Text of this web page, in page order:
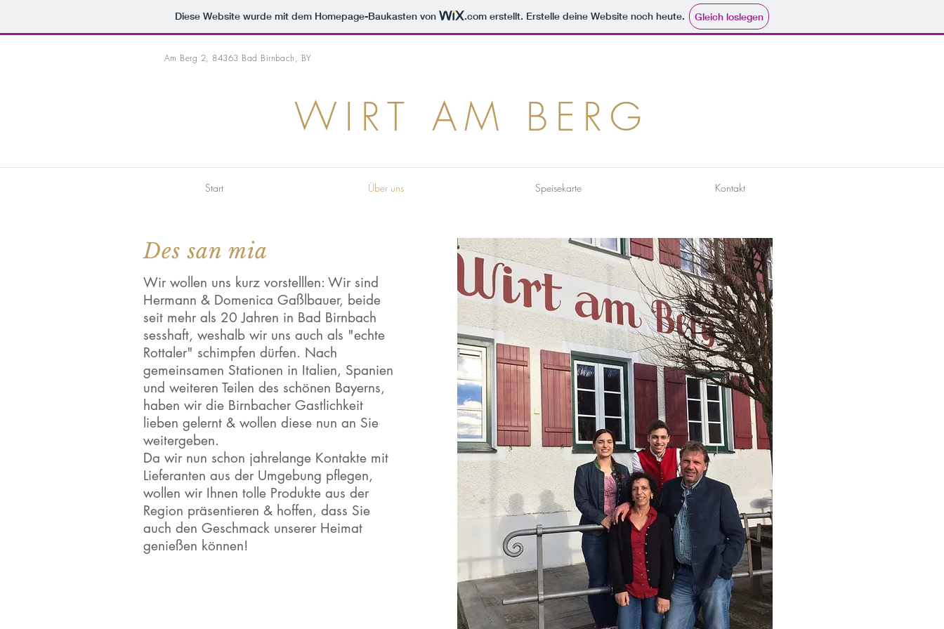
Diese Website wurde mit dem Homepage-Baukasten von .com erstellt. Erstelle deine Website noch heute. Gleich loslegen
Am Berg 2, 84363 Bad Birnbach, BY
WIRT AM BERG
Start Über uns Speisekarte Kontakt
Des san mia
Wir wollen uns kurz vorstelllen: Wir sind
Hermann & Domenica Gaßlbauer, beide
seit mehr als 20 Jahren in Bad Birnbach
sesshaft, weshalb wir uns auch als "echte
Rottaler" schimpfen dürfen. Nach
gemeinsamen Stationen in Italien, Spanien
und weiteren Teilen des schönen Bayerns,
haben wir die Birnbacher Gastlichkeit
lieben gelernt & wollen diese nun an Sie
weitergeben.
Da wir nun schon jahrelange Kontakte mit
Lieferanten aus der Umgebung pflegen,
wollen wir Ihnen tolle Produkte aus der
Region präsentieren & hoffen, dass Sie
auch den Geschmack unserer Heimat
genießen können!